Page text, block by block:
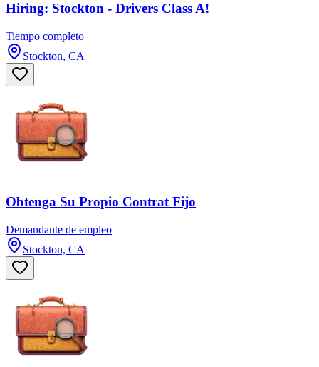
Hiring: Stockton - Drivers Class A!
Tiempo completo
Stockton, CA
Obtenga Su Propio Contrat Fijo
Demandante de empleo
Stockton, CA